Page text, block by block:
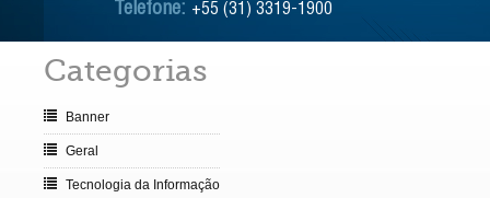
Telefone: +55 (31) 3319-1900
Categorias
Banner
Geral
Tecnologia da Informação